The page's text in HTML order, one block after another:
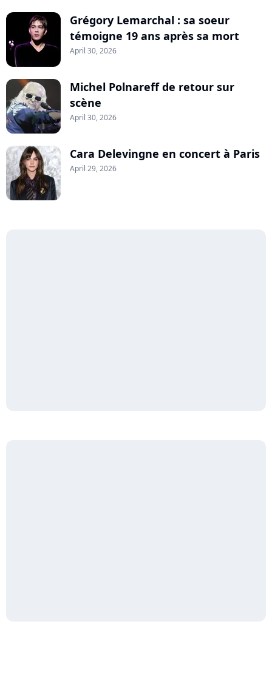
Grégory Lemarchal : sa soeur
témoigne 19 ans après sa mort
April 30, 2026
Michel Polnareff de retour sur
scène
April 30, 2026
Cara Delevingne en concert à Paris
April 29, 2026